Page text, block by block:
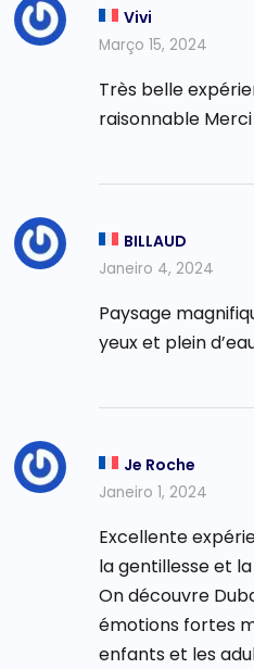
Vivi
Março 15, 2024
Très belle
raisonnable Merci
BILLAUD
Janeiro 4, 2024
Paysage
yeux et plein
Je Roche
Janeiro 1, 2024
Excellente
la gentillesse et
On découvre
émotions fortes
enfants et les